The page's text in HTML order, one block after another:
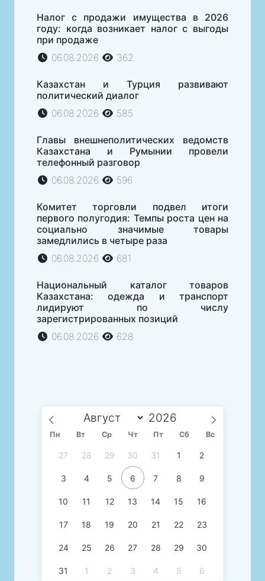
Налог с продажи имущества в 2026
году: когда возникает налог с выгоды
при продаже
06.08.2026
362
Казахстан и Турция развивают
политический диалог
06.08.2026
585
Главы внешнеполитических ведомств
Казахстана и Румынии провели
телефонный разговор
06.08.2026
596
Комитет торговли подвел итоги
первого полугодия: Темпы роста цен на
социально значимые товары
замедлились в четыре раза
06.08.2026
681
Национальный каталог товаров
Казахстана: одежда и транспорт
лидируют по числу
зарегистрированных позиций
06.08.2026
628
Пн Вт Ср Чт Пт Сб Вс
27 28 29 30 31 1 2
3 4 5 6 7 8 9
10 11 12 13 14 15 16
17 18 19 20 21 22 23
24 25 26 27 28 29 30
31 1 2 3 4 5 6